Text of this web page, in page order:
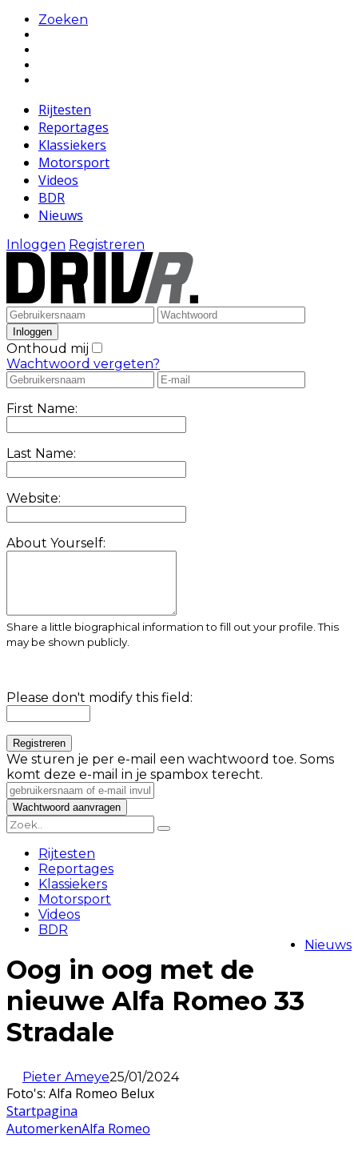
Zoeken
Rijtesten
Reportages
Klassiekers
Motorsport
Videos
BDR
Nieuws
Inloggen Registreren
Onthoud mij
Wachtwoord vergeten?
First Name:
Last Name:
Website:
About Yourself:
Share a little biographical information to fill out your profile. This
may be shown publicly.
Please don't modify this field:
We sturen je per e-mail een wachtwoord toe. Soms
komt deze e-mail in je spambox terecht.
Rijtesten
Reportages
Klassiekers
Motorsport
Videos
BDR
Nieuws
Oog in oog met de
nieuwe Alfa Romeo 33
Stradale
Pieter Ameye25/01/2024
Foto's: Alfa Romeo Belux
Startpagina
AutomerkenAlfa Romeo